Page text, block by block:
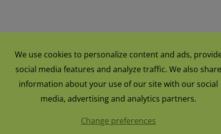
We use cookies to personalize content and ads,
social media features and analyze traffic. We also share
information about your use of our site with our social
media, advertising and analytics partners.
Change preferences